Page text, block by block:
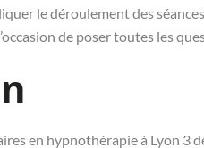
le déroulement des
de poser toutes les
en hypnothérapie à Lyon